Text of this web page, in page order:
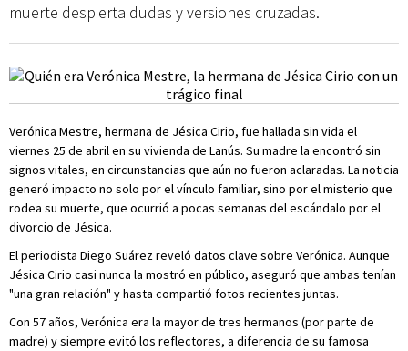
muerte despierta dudas y versiones cruzadas.
Verónica Mestre, hermana de Jésica Cirio, fue hallada sin vida el
viernes 25 de abril en su vivienda de Lanús. Su madre la encontró sin
signos vitales, en circunstancias que aún no fueron aclaradas. La noticia
generó impacto no solo por el vínculo familiar, sino por el misterio que
rodea su muerte, que ocurrió a pocas semanas del escándalo por el
divorcio de Jésica.
El periodista Diego Suárez reveló datos clave sobre Verónica. Aunque
Jésica Cirio casi nunca la mostró en público, aseguró que ambas tenían
"una gran relación" y hasta compartió fotos recientes juntas.
Con 57 años, Verónica era la mayor de tres hermanos (por parte de
madre) y siempre evitó los reflectores, a diferencia de su famosa